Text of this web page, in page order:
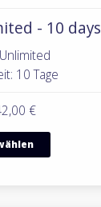
- 10 days
10 Tage
€